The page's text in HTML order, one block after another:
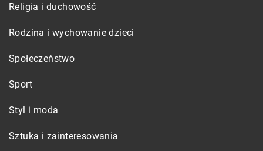
Religia i duchowość
Rodzina i wychowanie dzieci
Społeczeństwo
Sport
Styl i moda
Sztuka i zainteresowania